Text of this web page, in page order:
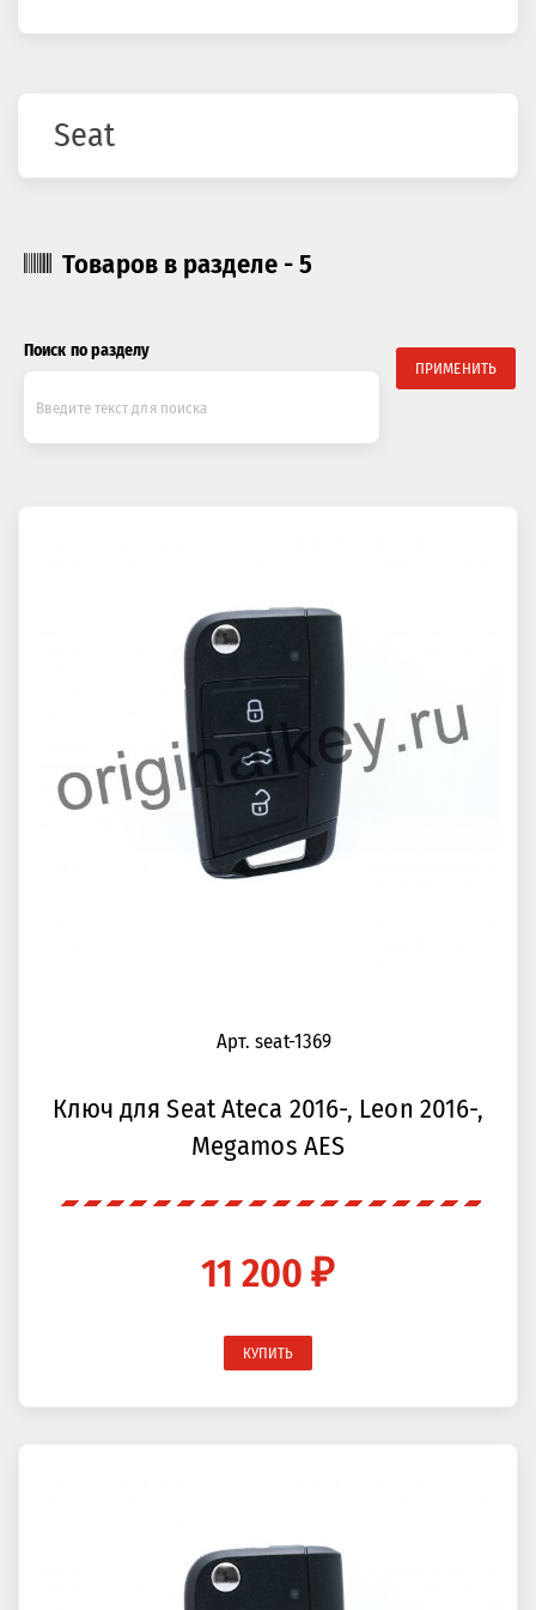
Seat
Товаров в разделе - 5
Поиск по разделу
ПРИМЕНИТЬ
Арт. seat-1369
Ключ для Seat Ateca 2016-, Leon 2016-,
Megamos AES
11 200 ₽
КУПИТЬ